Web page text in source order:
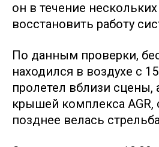
он в течение
восстановить работу
По данным проверки,
находился в воздухе с
пролетел вблизи сцены,
крышей комплекса AGR,
позднее велась